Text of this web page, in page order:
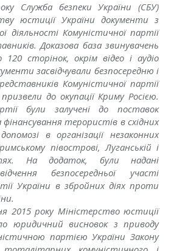
Служба безпеки України (СБУ)
юстиції України документи з
діяльності Комуністичної партії
Доказова база звинувачень
120 сторінок, окрім відео і аудіо
засвідчували безпосередню і
Комуністичної партії
до окупації Криму Росією.
були залучені до поставок
терористів в східних
в організації незаконних
півострові, Луганській і
На додаток, були надані
безпосередньої участі
України в збройних діях проти
2015 року Міністерство юстиції
юридичний висновок з приводу
партією України Закону